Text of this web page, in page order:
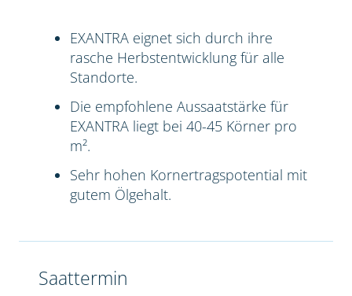
EXANTRA eignet sich durch ihre
rasche Herbstentwicklung für alle
Standorte.
Die empfohlene Aussaatstärke für
EXANTRA liegt bei 40-45 Körner pro
m².
Sehr hohen Kornertragspotential mit
gutem Ölgehalt.
Saattermin